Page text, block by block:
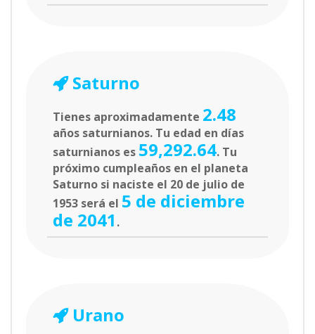
Saturno
Tienes aproximadamente 2.48
años saturnianos. Tu edad en días
saturnianos es 59,292.64. Tu
próximo cumpleaños en el planeta
Saturno si naciste el 20 de julio de
1953 será el 5 de diciembre
de 2041 .
Urano